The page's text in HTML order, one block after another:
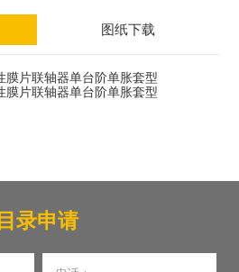
图纸下载
目录申请